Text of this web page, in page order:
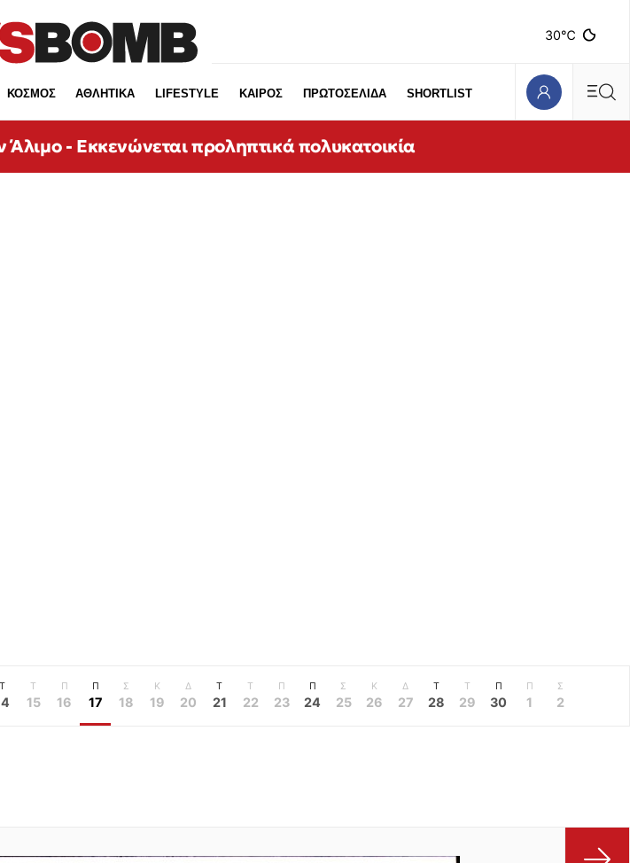
30℃
ΚΟΣΜΟΣ ΑΘΛΗΤΙΚΑ LIFESTYLE ΚΑΙΡΟΣ ΠΡΩΤΟΣΕΛΙΔΑ SHORTLIST
- Εκκενώνεται προληπτικά πολυκατοικία
Τ Τ
15
Π
16
Π
17
Σ
18
Κ
19
Δ
20
Τ
21
Τ
22
Π
23
Π
24
Σ
25
Κ
26
Δ
27
Τ
28
Τ
29
Π
30
Π
1
Σ
2